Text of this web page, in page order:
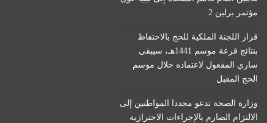
مؤتمر برلين 2
قرار اللجنة الملكية للحج بالاحتفاظ
بنتائج قرعة موسم 1441هـ، سيبقى
ساري المفعول لاعتماده خلال موسم
الحج المقبل
وزارة الصحة تدعو مجددا المواطنين إلى
الالتزام الصارم بالإجراءات الاحترازية